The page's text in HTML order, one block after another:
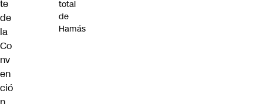
te
de
la
Co
nv
en
ció
total
de
Hamás